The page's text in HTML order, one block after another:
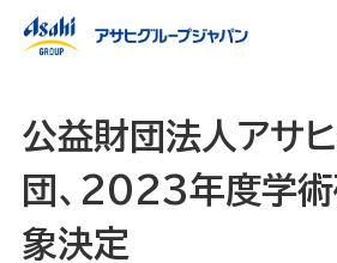
公益財団法人アサ
団、2023年度学
象決定